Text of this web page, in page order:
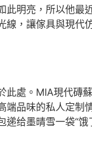
明亮，所以他
，讓傢具與現代
此處。MIA現代磚
品味的私人定
给墨晴雪一袋“